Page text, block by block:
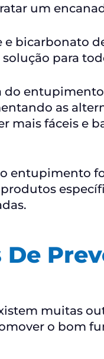
um
e bicarbonato
para
do
as
mais fáceis e
entupimento
muitas
o bom